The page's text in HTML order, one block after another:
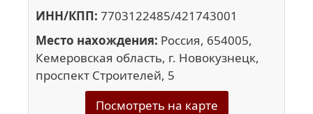
ИНН/КПП: 7703122485/421743001
Место нахождения: Россия, 654005,
Кемеровская область, г. Новокузнецк,
проспект Строителей, 5
Посмотреть на карте